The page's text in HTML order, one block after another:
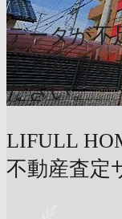
データが不
ませんでし
ださい。
LIFULL
不動産査定